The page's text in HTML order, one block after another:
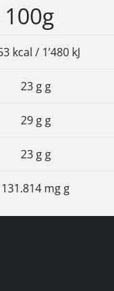
kcal / 1’480 kJ
23 g g
29 g g
23 g g
131.814 mg g